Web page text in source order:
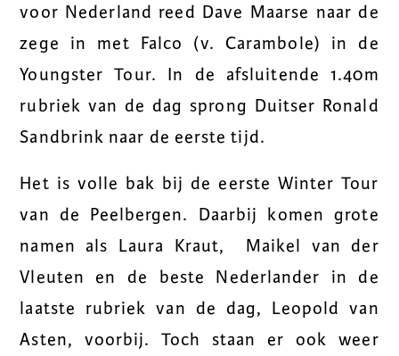
voor Nederland reed Dave Maarse naar de
zege in met Falco (v. Carambole) in de
Youngster Tour. In de afsluitende 1.40m
rubriek van de dag sprong Duitser Ronald
Sandbrink naar de eerste tijd.
Het is volle bak bij de eerste Winter Tour
van de Peelbergen. Daarbij komen grote
namen als Laura Kraut, Maikel van der
Vleuten en de beste Nederlander in de
laatste rubriek van de dag, Leopold van
Asten, voorbij. Toch staan er ook weer